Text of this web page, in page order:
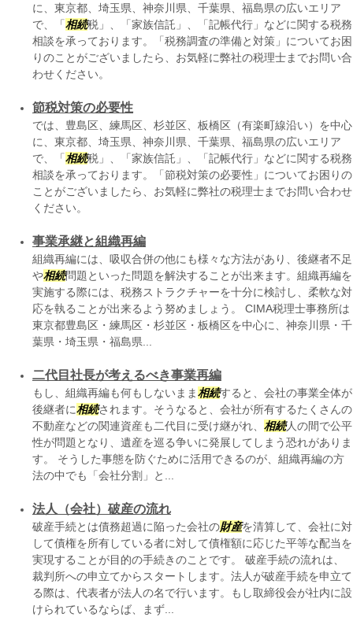
に、東京都、埼玉県、神奈川県、千葉県、福島県の広いエリア
で、「 相続税」、「家族信託」、「記帳代行」などに関する税務
相談を承っております。「税務調査の準備と対策」についてお困
りのことがございましたら、お気軽に弊社の税理士までお問い合
わせください。
節税対策の必要性
では、豊島区、練馬区、杉並区、板橋区（有楽町線沿い）を中心
に、東京都、埼玉県、神奈川県、千葉県、福島県の広いエリア
で、「 相続税」、「家族信託」、「記帳代行」などに関する税務
相談を承っております。「節税対策の必要性」についてお困りの
ことがございましたら、お気軽に弊社の税理士までお問い合わせ
ください。
事業承継と組織再編
組織再編には、吸収合併の他にも様々な方法があり、後継者不足
や相続問題といった問題を解決することが出来ます。組織再編を
実施する際には、税務ストラクチャーを十分に検討し、柔軟な対
応を執ることが出来るよう努めましょう。 CIMA税理士事務所は
東京都豊島区・練馬区・杉並区・板橋区を中心に、神奈川県・千
葉県・埼玉県・福島県...
二代目社長が考えるべき事業再編
もし、組織再編も何もしないまま相続すると、会社の事業全体が
後継者に相続されます。そうなると、会社が所有するたくさんの
不動産などの関連資産も二代目に受け継がれ、 相続人の間で公平
性が問題となり、遺産を巡る争いに発展してしまう恐れがありま
す。 そうした事態を防ぐために活用できるのが、組織再編の方
法の中でも「会社分割」と...
法人（会社）破産の流れ
破産手続とは債務超過に陥った会社の財産を清算して、会社に対
して債権を所有している者に対して債権額に応じた平等な配当を
実現することが目的の手続きのことです。 破産手続の流れは、
裁判所への申立てからスタートします。法人が破産手続を申立て
る際は、代表者が法人の名で行います。もし取締役会が社内に設
けられているならば、まず...